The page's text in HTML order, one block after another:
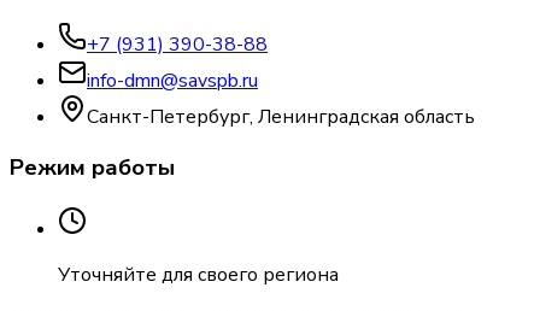
+7 (931) 390-38-88
info-dmn@savspb.ru
Санкт-Петербург, Ленинградская область
Режим работы
Уточняйте для своего региона